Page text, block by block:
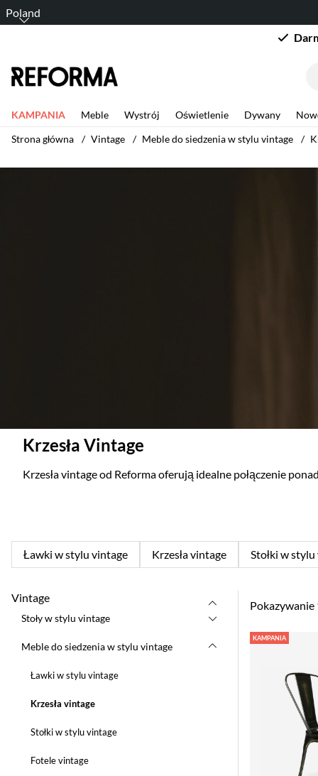
Poland
KAMPANIA Meble Wystrój Oświetlenie Dywany
Strona główna
Vintage Meble do siedzenia w stylu vintage
Krzesła Vintage
Krzesła vintage od Reforma oferują idealne połączenie
Ławki w stylu vintage Krzesła vintage Stołki w
Vintage
Stoły w stylu vintage
Meble do siedzenia w stylu vintage
Ławki w stylu vintage
Krzesła vintage
Stołki w stylu vintage
Fotele vintage
Pokazywanie
Produkty
KAMPANIA